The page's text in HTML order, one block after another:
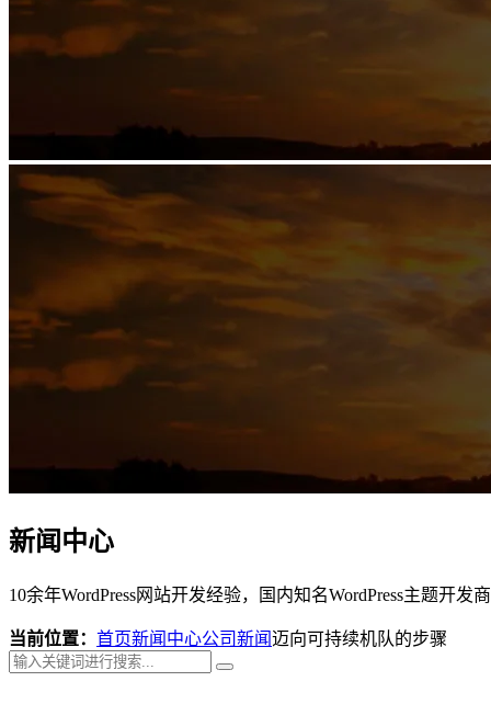
新闻中心
10余年WordPress网站开发经验，国内知名WordPress主题开发商
当前位置： 首页新闻中心公司新闻迈向可持续机队的步骤